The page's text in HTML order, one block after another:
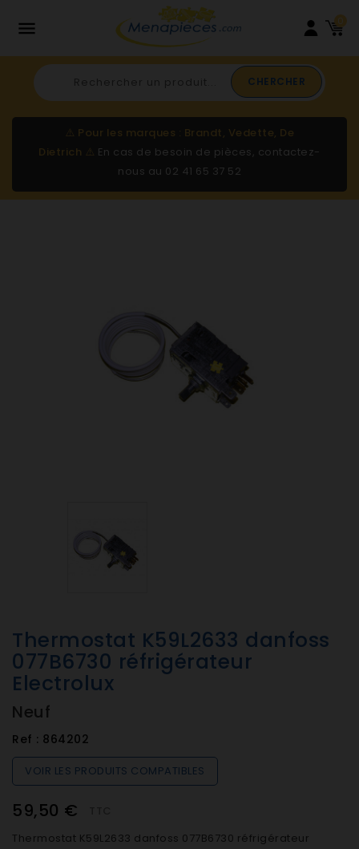
 0
CHERCHER
⚠️ Pour les marques : Brandt, Vedette, De
Dietrich ⚠️ En cas de besoin de pièces, contactez-
nous au 02 41 65 37 52
Thermostat K59L2633 danfoss
077B6730 réfrigérateur
Electrolux
Neuf
Ref : 864202
VOIR LES PRODUITS COMPATIBLES
59,50 €
Thermostat K59L2633 danfoss 077B6730 réfrigérateur